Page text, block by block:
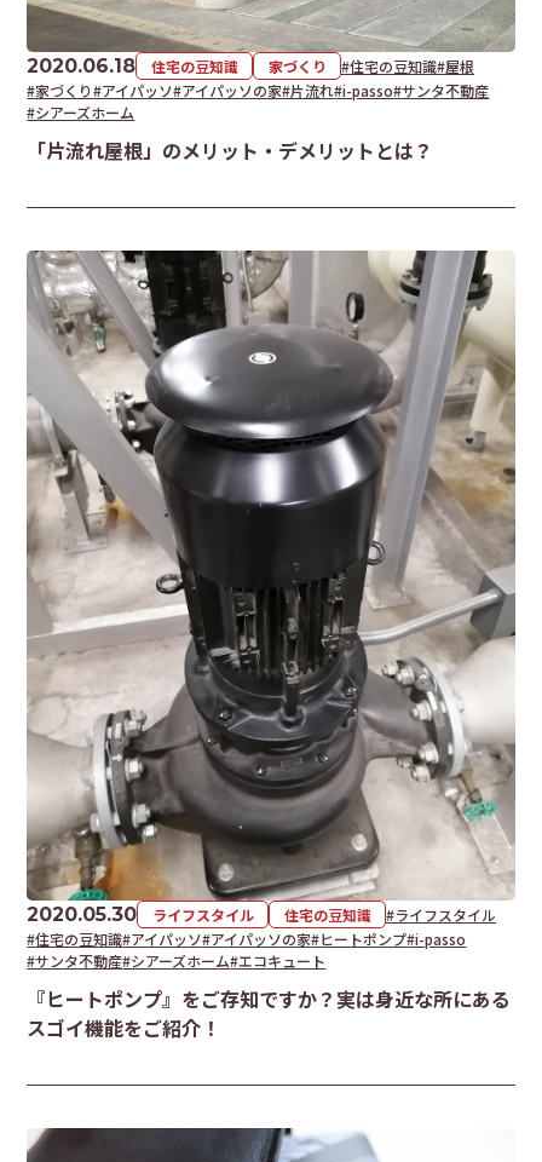
2020.06.18 住宅の豆知識 家づくり #住宅の豆知識#屋根
#家づくり#アイパッソ#アイパッソの家#片流れ#i-passo#サンタ不動産
#シアーズホーム
「片流れ屋根」のメリット・デメリットとは？
2020.05.30 ライフスタイル 住宅の豆知識
#ライフスタイル
#住宅の豆知識#アイパッソ#アイパッソの家#ヒートポンプ#i-passo
#サンタ不動産#シアーズホーム#エコキュート
『ヒートポンプ』をご存知ですか？実は身近な所にある
スゴイ機能をご紹介！